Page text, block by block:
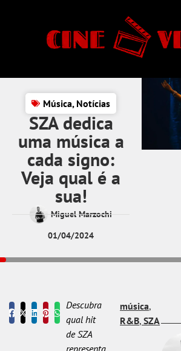
Música, Notícias
SZA dedica
uma música a
cada signo:
Veja qual é a
sua!
Miguel Marzochi
01/04/2024
Descubra
qual hit
de SZA
música,
R&B,SZA